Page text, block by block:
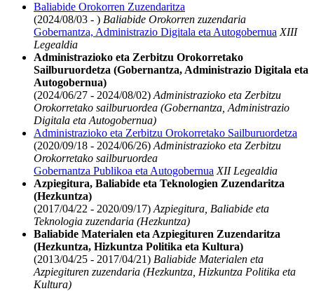
Baliabide Orokorren Zuzendaritza
(2024/08/03 - ) Baliabide Orokorren zuzendaria
Gobernantza, Administrazio Digitala eta Autogobernua XIII
Legealdia
Administrazioko eta Zerbitzu Orokorretako
Sailburuordetza (Gobernantza, Administrazio Digitala eta
Autogobernua)
(2024/06/27 - 2024/08/02) Administrazioko eta Zerbitzu
Orokorretako sailburuordea (Gobernantza, Administrazio
Digitala eta Autogobernua)
Administrazioko eta Zerbitzu Orokorretako Sailburuordetza
(2020/09/18 - 2024/06/26) Administrazioko eta Zerbitzu
Orokorretako sailburuordea
Gobernantza Publikoa eta Autogobernua XII Legealdia
Azpiegitura, Baliabide eta Teknologien Zuzendaritza
(Hezkuntza)
(2017/04/22 - 2020/09/17) Azpiegitura, Baliabide eta
Teknologia zuzendaria (Hezkuntza)
Baliabide Materialen eta Azpiegituren Zuzendaritza
(Hezkuntza, Hizkuntza Politika eta Kultura)
(2013/04/25 - 2017/04/21) Baliabide Materialen eta
Azpiegituren zuzendaria (Hezkuntza, Hizkuntza Politika eta
Kultura)